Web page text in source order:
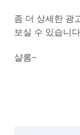
좀 더 상세한 광
보실 수 있습니
샬롬~